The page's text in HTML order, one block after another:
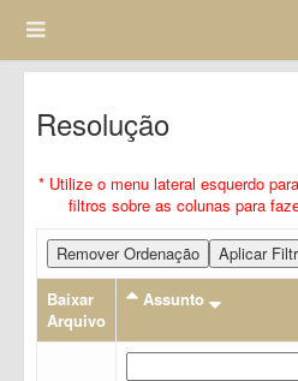
Resolução
* Utilize o menu lateral esquerdo
filtros sobre as colunas para
Remover Ordenação
Aplicar
Baixar
Arquivo
Assunto